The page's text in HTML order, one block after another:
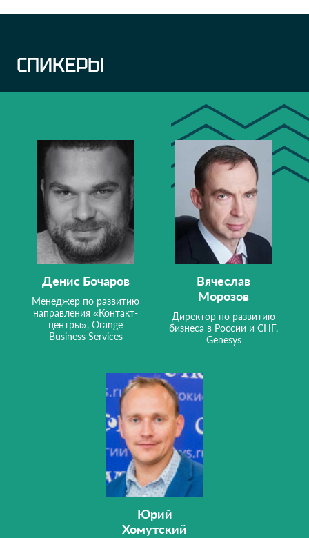
СПИКЕРЫ
Денис Бочаров
Менеджер по развитию
направления «Контакт-
центры», Orange
Business Services
Вячеслав
Морозов
Директор по развитию
бизнеса в России и СНГ,
Genesys
Юрий
Хомутский